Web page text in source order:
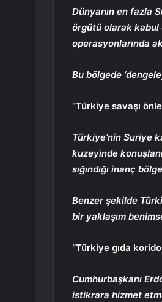
Dünyanın en fazla
örgütü olarak kabul
operasyonlarında
Bu bölgede
“Türkiye savaşı
Türkiye’nin Suriye
kuzeyinde
sığındığı inanç
Benzer şekilde
bir yaklaşım
“Türkiye gıda
Cumhurbaşkanı
istikrara hizmet